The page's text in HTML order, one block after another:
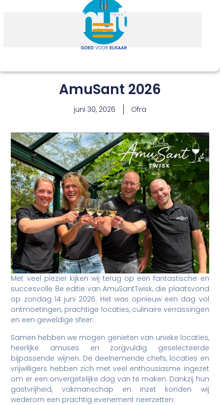
AmuSant 2026
juni 30, 2026 Ofra
Met veel plezier kijken wij terug op een fantastische en
succesvolle 8e editie van AmuSantTwisk, die plaatsvond
op zondag 14 juni 2026. Het was opnieuw een dag vol
ontmoetingen, prachtige locaties, culinaire verrassingen
en een geweldige sfeer.
Samen hebben we mogen genieten van unieke locaties,
heerlijke amuses en zorgvuldig geselecteerde
bijpassende wijnen. De deelnemende chefs, locaties en
vrijwilligers hebben zich met veel enthousiasme ingezet
om er een onvergetelijke dag van te maken. Dankzij hun
gastvrijheid, vakmanschap en inzet konden wij
wederom een prachtig evenement neerzetten.